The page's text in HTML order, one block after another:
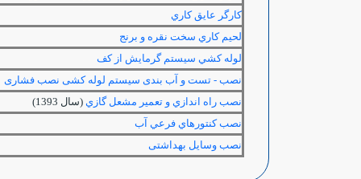
كارگر عايق كاري
لحيم كاري سخت نقره و برنج
لوله كشي سيستم گرمايش از كف
نصب - تست و آب بندی سیستم لوله کشی نصب فشاری
نصب راه اندازي و تعمير مشعل گازي (سال 1393)
نصب كنتورهاي فرعي آب
نصب وسایل بهداشتی